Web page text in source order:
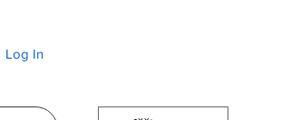
Log In